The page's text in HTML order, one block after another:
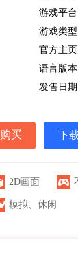
游戏平台
游戏类型
官方主页
语言版本
文,其他
发售日期
购买 下
2D画面
模拟、 休闲